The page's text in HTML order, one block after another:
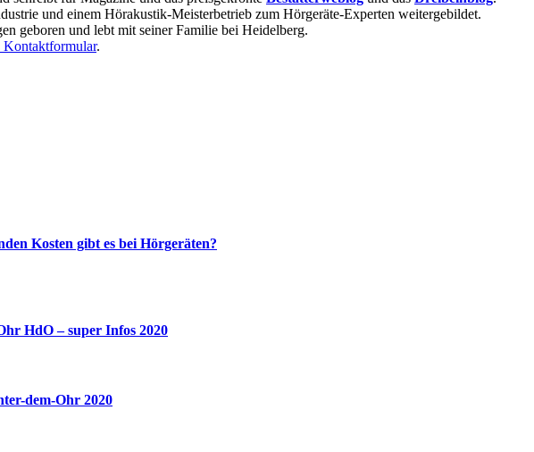
und einem Hörakustik-Meisterbetrieb zum Hörgeräte-Experten weitergebildet.
geboren und lebt mit seiner Familie bei Heidelberg.
Kontaktformular.
Kosten gibt es bei Hörgeräten?
HdO – super Infos 2020
dem-Ohr 2020